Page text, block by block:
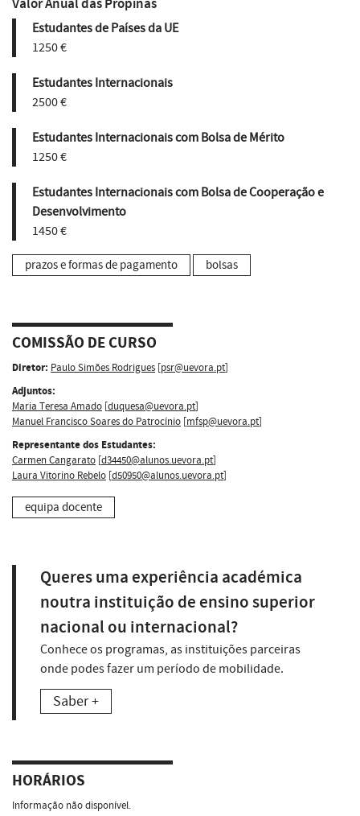
Estudantes de Países da UE
1250 €
Estudantes Internacionais
2500 €
Estudantes Internacionais com Bolsa de Mérito
1250 €
Estudantes Internacionais com Bolsa de Cooperação e
Desenvolvimento
1450 €
prazos e formas de pagamento bolsas
COMISSÃO DE CURSO
Diretor: Paulo Simões Rodrigues [psr@uevora.pt]
Adjuntos:
Maria Teresa Amado [duquesa@uevora.pt]
Manuel Francisco Soares do Patrocínio [mfsp@uevora.pt]
Representante dos Estudantes:
Carmen Cangarato [d34450@alunos.uevora.pt]
Laura Vitorino Rebelo [d50950@alunos.uevora.pt]
equipa docente
Queres uma experiência académica
noutra instituição de ensino superior
nacional ou internacional?
Conhece os programas, as instituições parceiras
onde podes fazer um período de mobilidade.
Saber +
HORÁRIOS
Informação não disponível.